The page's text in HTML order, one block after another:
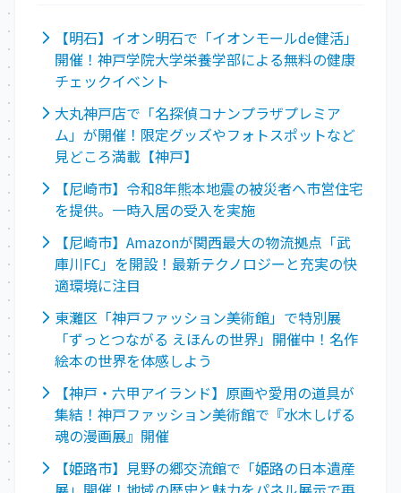
【明石】イオン明石で「イオンモールde健活」
開催！神戸学院大学栄養学部による無料の健康
チェックイベント
大丸神戸店で「名探偵コナンプラザプレミア
ム」が開催！限定グッズやフォトスポットなど
見どころ満載【神戸】
【尼崎市】令和8年熊本地震の被災者へ市営住宅
を提供。一時入居の受入を実施
【尼崎市】Amazonが関西最大の物流拠点「武
庫川FC」を開設！最新テクノロジーと充実の快
適環境に注目
東灘区「神戸ファッション美術館」で特別展
「ずっとつながる えほんの世界」開催中！名作
絵本の世界を体感しよう
【神戸・六甲アイランド】原画や愛用の道具が
集結！神戸ファッション美術館で『水木しげる
魂の漫画展』開催
【姫路市】見野の郷交流館で「姫路の日本遺産